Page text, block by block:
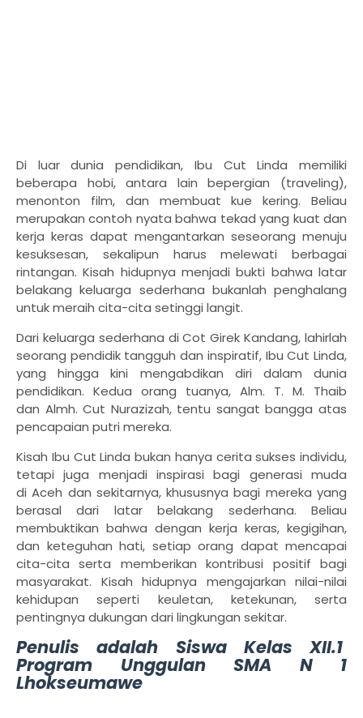
Di luar dunia pendidikan, Ibu Cut Linda memiliki
beberapa hobi, antara lainbepergian (traveling),
menonton film, dan membuat kue kering. Beliau
merupakan contoh nyata bahwa tekad yang kuat dan
kerja keras dapat mengantarkan seseorang menuju
kesuksesan, sekalipun harus melewati berbagai
rintangan. Kisah hidupnya menjadi bukti bahwa latar
belakang keluarga sederhana bukanlah penghalang
untuk meraih cita-cita setinggi langit.
Dari keluarga sederhana di Cot Girek Kandang, lahirlah
seorang pendidik tangguh dan inspiratif, Ibu Cut Linda,
yang hingga kini mengabdikan diri dalam dunia
pendidikan. Kedua orang tuanya, Alm. T. M. Thaib
dan Almh. Cut Nurazizah, tentu sangat bangga atas
pencapaian putri mereka.
Kisah Ibu Cut Linda bukan hanya cerita sukses individu,
tetapi juga menjadi inspirasi bagi generasi muda
diAceh dan sekitarnya, khususnya bagi mereka yang
berasal dari latar belakang sederhana. Beliau
membuktikan bahwa dengan kerja keras, kegigihan,
dan keteguhan hati, setiap orang dapat mencapai
cita-cita serta memberikan kontribusi positif bagi
masyarakat. Kisah hidupnya mengajarkan nilai-nilai
kehidupan seperti keuletan, ketekunan, serta
pentingnya dukungan dari lingkungan sekitar.
Penulis adalah Siswa Kelas XII.1
Program Unggulan SMA N 1
Lhokseumawe